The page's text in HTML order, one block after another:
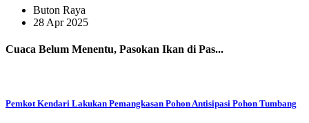
Buton Raya
28 Apr 2025
Cuaca Belum Menentu, Pasokan Ikan di Pas...
Pemkot Kendari Lakukan Pemangkasan Pohon Antisipasi Pohon Tumbang